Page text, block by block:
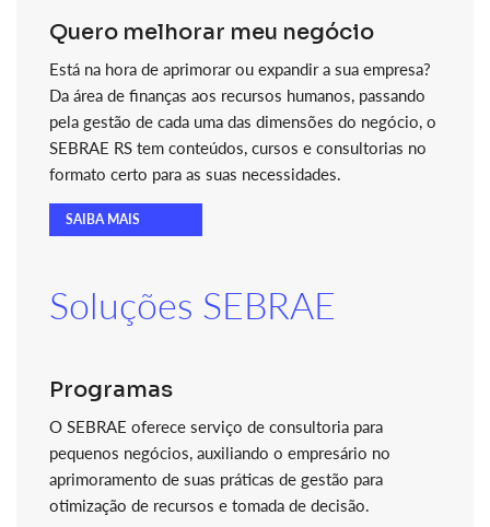
Quero melhorar meu negócio
Está na hora de aprimorar ou expandir a sua empresa?
Da área de finanças aos recursos humanos, passando
pela gestão de cada uma das dimensões do negócio, o
SEBRAE RS tem conteúdos, cursos e consultorias no
formato certo para as suas necessidades.
SAIBA MAIS
Soluções SEBRAE
Programas
O SEBRAE oferece serviço de consultoria para
pequenos negócios, auxiliando o empresário no
aprimoramento de suas práticas de gestão para
otimização de recursos e tomada de decisão.